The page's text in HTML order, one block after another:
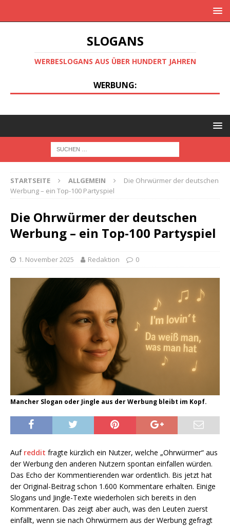
SLOGANS
WERBESLOGANS AUS ÜBER HUNDERT JAHREN
WERBUNG:
STARTSEITE ALLGEMEIN
Die Ohrwürmer der deutschen
Werbung – ein Top-100 Partyspiel
Die Ohrwürmer der deutschen
Werbung – ein Top-100 Partyspiel
1. November 2025 Redaktion 0
Mancher Slogan oder Jingle aus der Werbung bleibt im Kopf.
Auf reddit fragte kürzlich ein Nutzer, welche „Ohrwürmer“ aus
der Werbung den anderen Nutzern spontan einfallen würden.
Das Echo der Kommentierenden war ordentlich. Bis jetzt hat
der Original-Beitrag schon 1.600 Kommentare erhalten. Einige
Slogans und Jingle-Texte wiederholen sich bereits in den
Kommentaren. Das zeigt aber auch, was den Leuten zuerst
einfällt, wenn sie nach Ohrwürmern aus der Werbung gefragt